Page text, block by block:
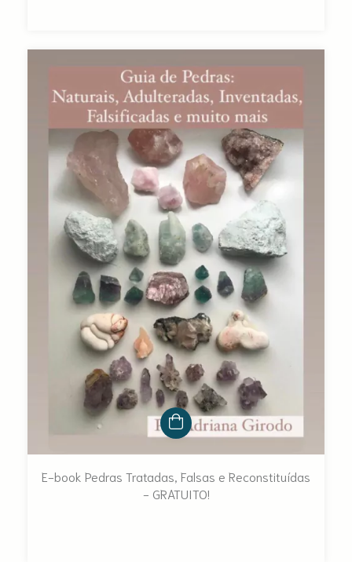
E-book Pedras Tratadas, Falsas e Reconstituídas
- GRATUITO!